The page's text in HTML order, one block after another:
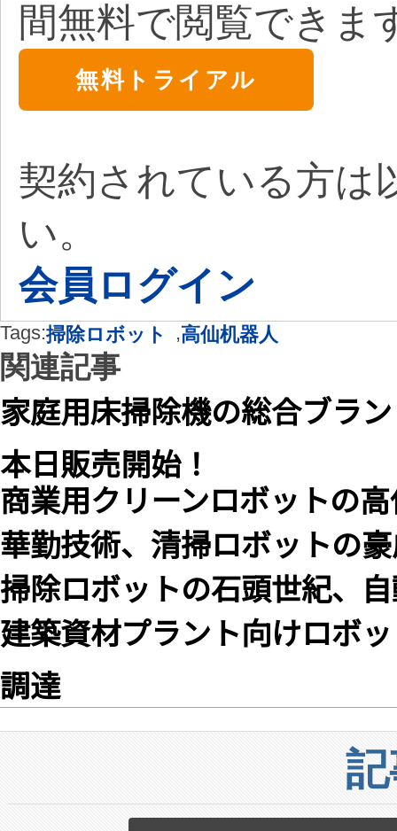
間無料で閲覧できま
無料トライアル
契約されている方は
い。
会員ログイン
Tags:掃除ロボット ,高仙机器人
関連記事
家庭用床掃除機の総合ブラ
本日販売開始！
商業用クリーンロボットの
華勤技術、清掃ロボットの
掃除ロボットの石頭世紀、
建築資材プラント向けロボ
調達